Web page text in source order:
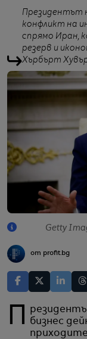
Президентът
конфликт на
спрямо Иран,
резерв и
Хърбърт
Getty
от profit.bg
Президентът на САЩ Доналд Тръмп защити
бизнес